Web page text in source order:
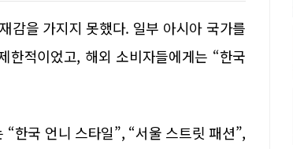
감을 가지지 못했다. 일부 아시아 국가를
적이었고, 해외 소비자들에게는 “한국
한국 언니 스타일”, “서울 스트릿 패션”,